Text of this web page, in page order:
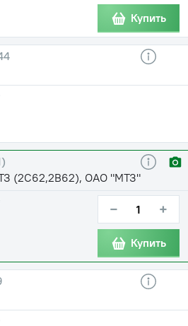
Купить
(2С62,2В62), ОАО "МТЗ"
− +
Купить